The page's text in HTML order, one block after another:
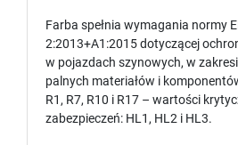
Farba spełnia wymagania normy
2:2013+A1:2015 dotyczącej
w pojazdach szynowych, w
palnych materiałów i
R1, R7, R10 i R17 – wartości
zabezpieczeń: HL1, HL2 i HL3.